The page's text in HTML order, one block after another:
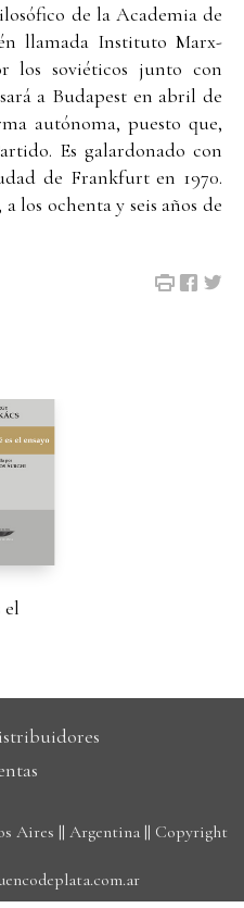
de la Academia de
llamada Instituto Marx-
los soviéticos junto con
a Budapest en abril de
autónoma, puesto que,
Es galardonado con
de Frankfurt en 1970.
los ochenta y seis años de
el
Aires || Argentina || Copyright